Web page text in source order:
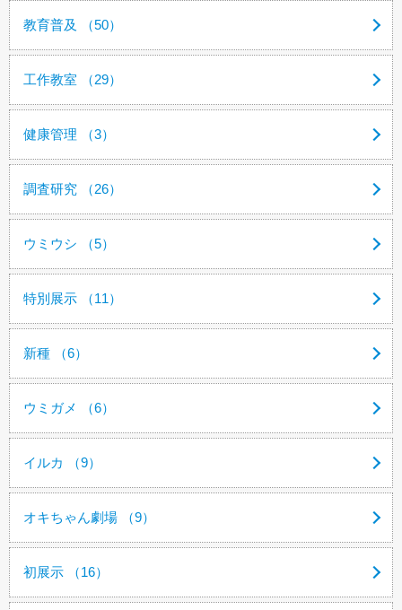
教育普及 （50）
工作教室 （29）
健康管理 （3）
調査研究 （26）
ウミウシ （5）
特別展示 （11）
新種 （6）
ウミガメ （6）
イルカ （9）
オキちゃん劇場 （9）
初展示 （16）